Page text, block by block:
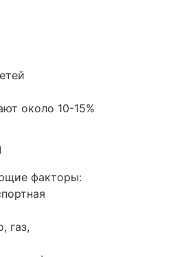
около 10-15%
факторы:
газ,